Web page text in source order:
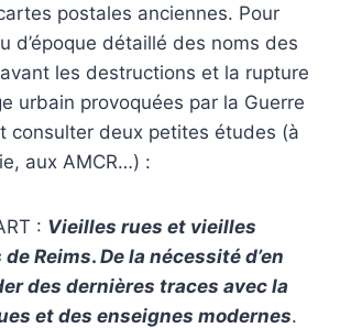
postales anciennes. Pour
d’époque détaillé des noms des
les destructions et la rupture
urbain provoquées par la Guerre
consulter deux petites études (à
aux AMCR…) :
: Vieilles rues et vieilles
Reims.De la nécessité d’en
des dernières traces avec la
et des enseignes modernes.